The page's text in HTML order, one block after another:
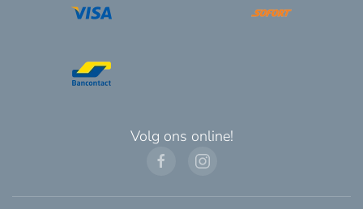
Volg ons online!